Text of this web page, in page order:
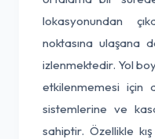
lokasyonundan
noktasına ulaşana
izlenmektedir. Yol
etkilenmemesi için
sistemlerine ve
sahiptir. Özellikle